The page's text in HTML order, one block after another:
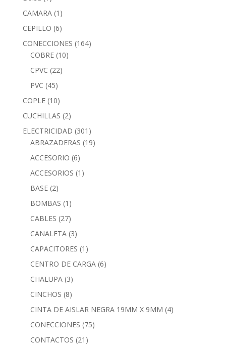
CAMARA (1)
CEPILLO (6)
CONECCIONES (164)
COBRE (10)
CPVC (22)
PVC (45)
COPLE (10)
CUCHILLAS (2)
ELECTRICIDAD (301)
ABRAZADERAS (19)
ACCESORIO (6)
ACCESORIOS (1)
BASE (2)
BOMBAS (1)
CABLES (27)
CANALETA (3)
CAPACITORES (1)
CENTRO DE CARGA (6)
CHALUPA (3)
CINCHOS (8)
CINTA DE AISLAR NEGRA 19MM X 9MM (4)
CONECCIONES (75)
CONTACTOS (21)